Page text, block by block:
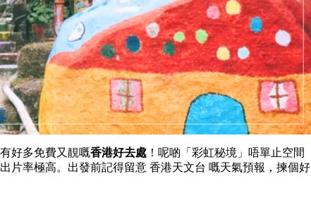
好多免費又靚嘅香港好去處 ！呢啲「彩虹秘境」唔單止空間
片率極高。出發前記得留意 香港天文台 嘅天氣預報，揀個好